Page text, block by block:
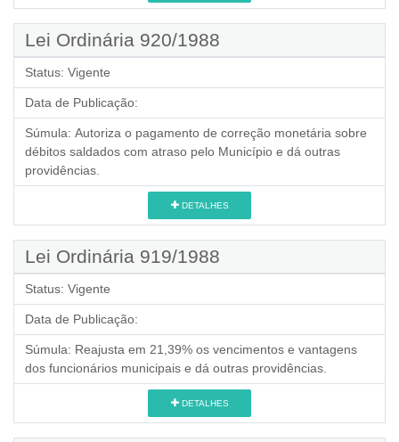
Lei Ordinária 920/1988
Status: Vigente
Data de Publicação:
Súmula: Autoriza o pagamento de correção monetária sobre
débitos saldados com atraso pelo Município e dá outras
providências.
DETALHES
Lei Ordinária 919/1988
Status: Vigente
Data de Publicação:
Súmula: Reajusta em 21,39% os vencimentos e vantagens
dos funcionários municipais e dá outras providências.
DETALHES